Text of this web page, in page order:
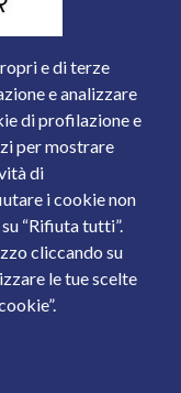
e di terze
e analizzare
di profilazione e
per mostrare
di
i cookie non
“Rifiuta tutti”.
cliccando su
le tue scelte
98007650173
Brescia